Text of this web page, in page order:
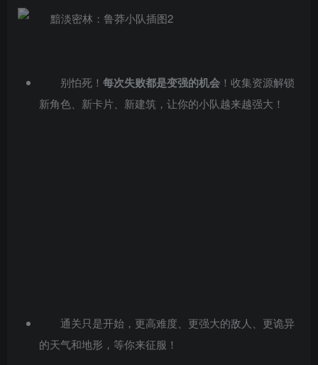
别怕死！ 每次失败都是变强的机会 ！收集资源解锁
新角色、新卡片、新建筑，让你的小队越来越强大！
通关只是开始，更高难度、更强大的敌人、更诡异
的天气和地形，等你来征服！